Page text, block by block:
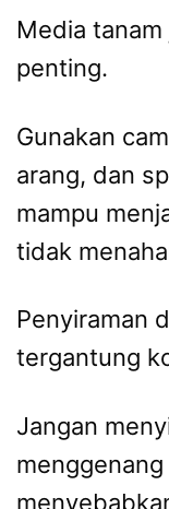
Media
penting.
Gunakan
arang, dan
mampu
tidak
Penyiraman
tergantung
Jangan